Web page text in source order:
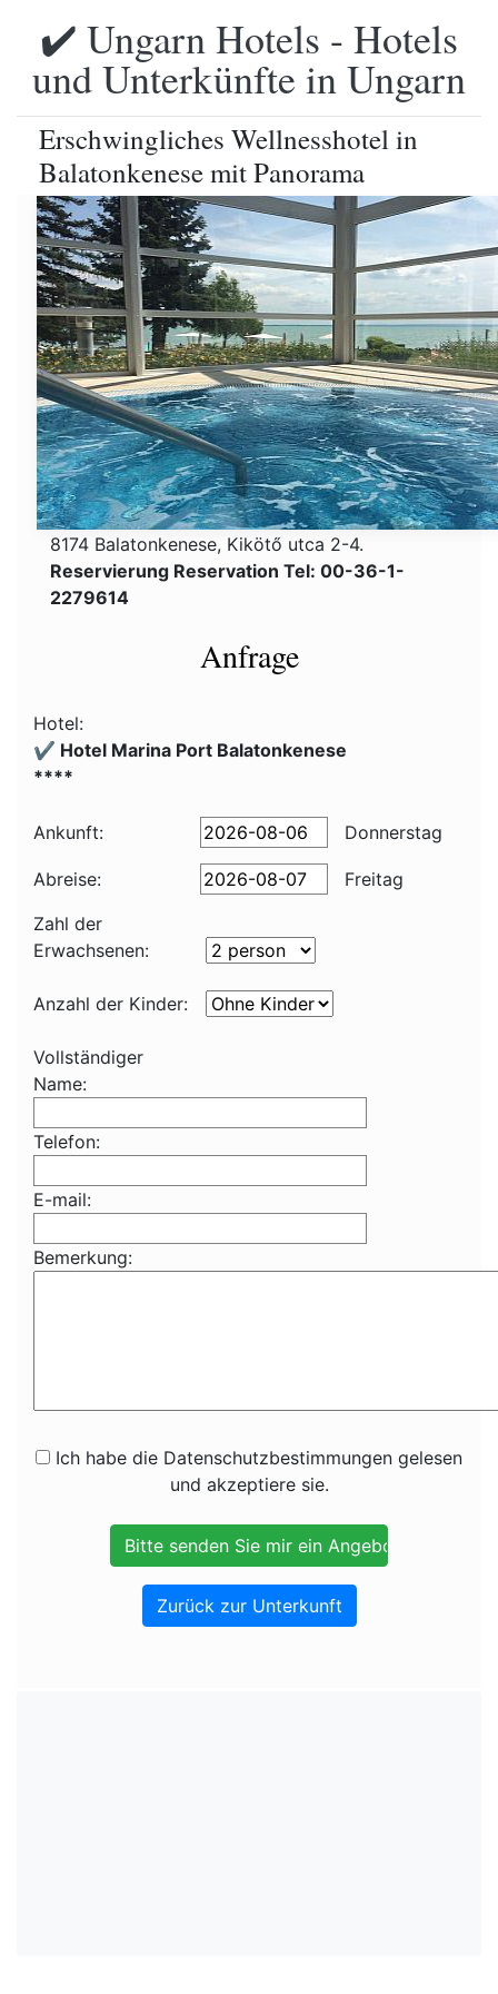
✔️ Ungarn Hotels - Hotels
und Unterkünfte in Ungarn
Erschwingliches Wellnesshotel in
Balatonkenese mit Panorama
8174 Balatonkenese, Kikötő utca 2-4.
Reservierung Reservation Tel: 00-36-1-
2279614
Anfrage
Hotel:
✔️ Hotel Marina Port Balatonkenese
****
Ankunft: Donnerstag
Abreise:
Freitag
Zahl der
Erwachsenen:
Anzahl der Kinder:
Vollständiger
Name:
Telefon:
E-mail:
Bemerkung:
Ich habe die Datenschutzbestimmungen gelesen
und akzeptiere sie.
Zurück zur Unterkunft